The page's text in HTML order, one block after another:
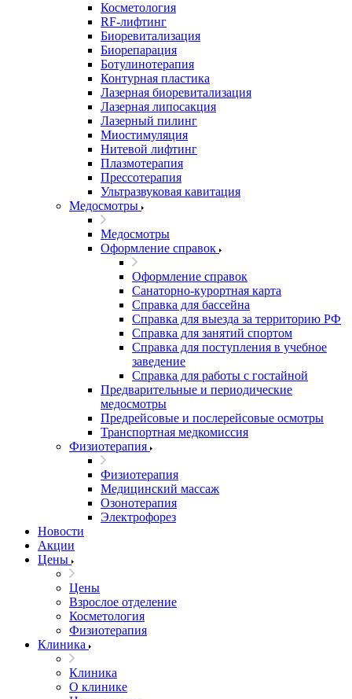
Косметология
RF-лифтинг
Биоревитализация
Биорепарация
Ботулинотерапия
Контурная пластика
Лазерная биоревитализация
Лазерная липосакция
Лазерный пилинг
Миостимуляция
Нитевой лифтинг
Плазмотерапия
Прессотерапия
Ультразвуковая кавитация
Медосмотры
Медосмотры
Оформление справок
Оформление справок
Санаторно-курортная карта
Справка для бассейна
Справка для выезда за территорию РФ
Справка для занятий спортом
Справка для поступления в учебное
заведение
Справка для работы с гостайной
Предварительные и периодические
медосмотры
Предрейсовые и послерейсовые осмотры
Транспортная медкомиссия
Физиотерапия
Физиотерапия
Медицинский массаж
Озонотерапия
Электрофорез
Новости
Акции
Цены
Цены
Взрослое отделение
Косметология
Физиотерапия
Клиника
Клиника
О клинике